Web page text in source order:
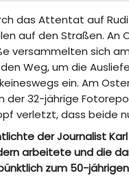
das Attentat auf Rudi
auf den Straßen.
versammelten sich
Weg, um die
ein. Am
der 32-jährige
verletzt, dass beide
der Journalist
arbeitete und die
zum 50-